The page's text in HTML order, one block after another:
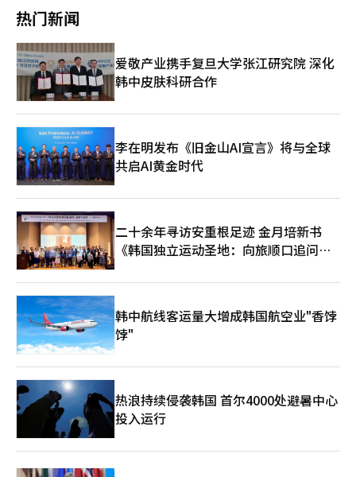
肽集团签署了收购协议，收购金额约为2.7万亿韩元（约合146亿瑞
以抗体药物为核心的主力业务外，三星生物制剂还在不断增强
mRNA、ADC（抗体-药物结合体）等多种新模式的开发和生产能
力，并已获得用于建设高附加值新模式生产设施的第三生物园区用
地。业内人士表示：“由于全球生物相似药和新型抗体治疗药物需
求增加，CDMO行业的订单余额持续增长。随着5~6号厂的扩建和
全球并购效应的逐步显现，预计将继续保持增长势头。”
据全球临床三期波肽管线的约三分之一。去年，波肽集团的营业收
入达3亿8900万欧元，代谢疾病的收入占比从2021年的22%扩大
至去年的57%。 洪研究员指出：“通过立即进入以GLP-1为中心
的高增长市场，同时继承现有的生产设施和客户基础，收购后能够
迅速贡献收入。”他还表示：“利用全球客户基础进行交叉订单和
通过运营效率提升中长期盈利能力也值得期待。” 不过，他认为
交易完成后的整合过程仍需观察。洪研究员提到：“考虑到第六工
厂和松岛第三校园的投资等大规模设备投资（CAPEX），存在额外
借款的可能性，未来交易完成和资金筹集方式需要确认。”※ 本
报道经人工智能（AI）系统翻译与编辑。
热门新闻
爱敬产业携手复旦大学张江研究院 深化
韩中皮肤科研合作
李在明发布《旧金山AI宣言》将与全球
共启AI黄金时代
二十余年寻访安重根足迹 金月培新书
《韩国独立运动圣地：向旅顺口追问历
韩中航线客运量大增成韩国航空业"香饽
饽"
热浪持续侵袭韩国 首尔4000处避暑中心
投入运行